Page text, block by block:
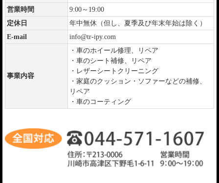
営業時間
9:00～19:00
定休日
年中無休（但し、夏季及び年末年始は除く）
E-mail
info@tr-ipy.com
事業内容
・車のホイール修理、リペア
・車のシート補修、リペア
・レザーシートクリーニング
・家庭のクッション・ソファーなどの補修、
リペア
・車のコーティング